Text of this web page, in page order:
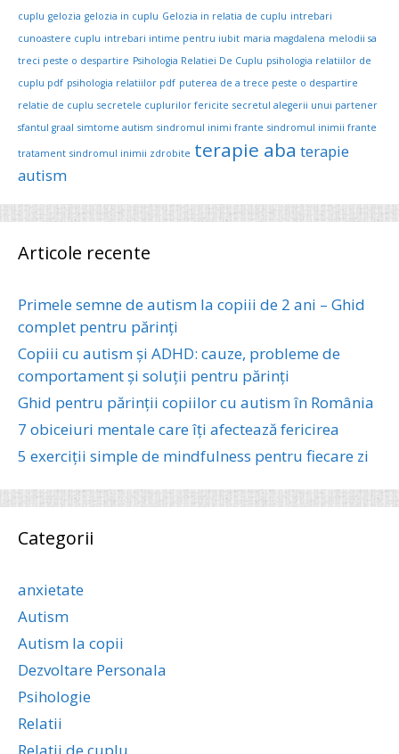
cuplu gelozia gelozia in cuplu Gelozia in relatia de cuplu intrebari
cunoastere cuplu intrebari intime pentru iubit maria magdalena melodii sa
treci peste o despartire Psihologia Relatiei De Cuplu psihologia relatiilor de
cuplu pdf psihologia relatiilor pdf puterea de a trece peste o despartire
relatie de cuplu secretele cuplurilor fericite secretul alegerii unui partener
sfantul graal simtome autism sindromul inimi frante sindromul inimii frante
tratament sindromul inimii zdrobite terapie aba terapie
autism
Articole recente
Primele semne de autism la copiii de 2 ani – Ghid
complet pentru părinți
Copiii cu autism și ADHD: cauze, probleme de
comportament și soluții pentru părinți
Ghid pentru părinții copiilor cu autism în România
7 obiceiuri mentale care îți afectează fericirea
5 exerciții simple de mindfulness pentru fiecare zi
Categorii
anxietate
Autism
Autism la copii
Dezvoltare Personala
Psihologie
Relatii
Relatii de cuplu